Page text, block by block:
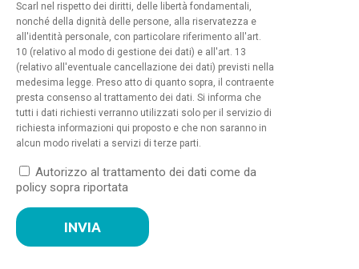
Scarl nel rispetto dei diritti, delle libertà fondamentali,
nonché della dignità delle persone, alla riservatezza e
all'identità personale, con particolare riferimento all'art.
10 (relativo al modo di gestione dei dati) e all'art. 13
(relativo all'eventuale cancellazione dei dati) previsti nella
medesima legge. Preso atto di quanto sopra, il contraente
presta consenso al trattamento dei dati. Si informa che
tutti i dati richiesti verranno utilizzati solo per il servizio di
richiesta informazioni qui proposto e che non saranno in
alcun modo rivelati a servizi di terze parti.
Autorizzo al trattamento dei dati come da
policy sopra riportata
INVIA